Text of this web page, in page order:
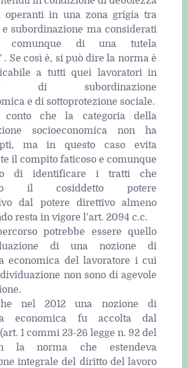
operanti in una zona grigia tra
subordinazione ma considerati
comunque di una tutela
. Se così è, si può dire la norma è
a tutti quei lavoratori in
di subordinazione
e di sottoprotezione sociale.
che la categoria della
socioeconomica non ha
ma in questo caso evita
il compito faticoso e comunque
di identificare i tratti che
il cosiddetto potere
dal potere direttivo almeno
resta in vigore l’art. 2094 c.c.
potrebbe essere quello
di una nozione di
economica del lavoratore i cui
non sono di agevole
nel 2012 una nozione di
economica fu accolta dal
1 commi 23-26 legge n. 92 del
la norma che estendeva
integrale del diritto del lavoro